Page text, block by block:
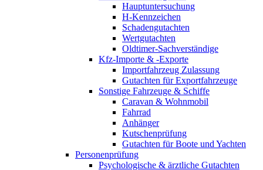
Hauptuntersuchung
H-Kennzeichen
Schadengutachten
Wertgutachten
Oldtimer-Sachverständige
Kfz-Importe & -Exporte
Importfahrzeug Zulassung
Gutachten für Exportfahrzeuge
Sonstige Fahrzeuge & Schiffe
Caravan & Wohnmobil
Fahrrad
Anhänger
Kutschenprüfung
Gutachten für Boote und Yachten
Personenprüfung
Psychologische & ärztliche Gutachten